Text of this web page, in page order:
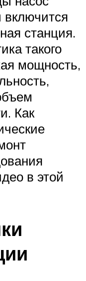
включится
станция.
такого
мощность,
Как
в этой